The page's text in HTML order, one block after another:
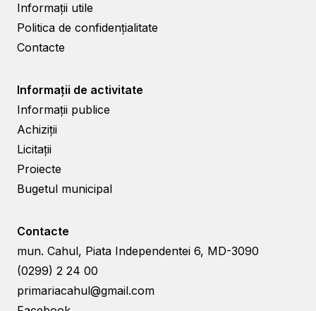
Informații utile
Politica de confidențialitate
Contacte
Informații de activitate
Informații publice
Achiziții
Licitații
Proiecte
Bugetul municipal
Contacte
mun. Cahul, Piata Independentei 6, MD-3090
(0299) 2 24 00
primariacahul@gmail.com